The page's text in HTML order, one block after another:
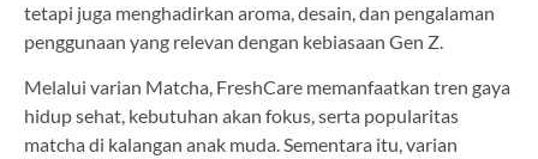
tetapi juga menghadirkan aroma, desain, dan pengalaman
penggunaan yang relevan dengan kebiasaan Gen Z.
Melalui varian Matcha, FreshCare memanfaatkan tren gaya
hidup sehat, kebutuhan akan fokus, serta popularitas
matcha di kalangan anak muda. Sementara itu, varian